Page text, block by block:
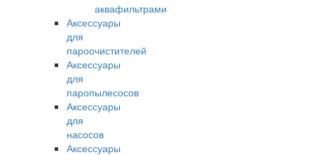
аквафильтрами
Аксессуары
для
пароочистителей
Аксессуары
для
паропылесосов
Аксессуары
для
насосов
Аксессуары